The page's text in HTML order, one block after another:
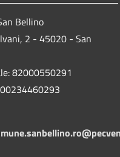
Bellino
2 - 45020 - San
82000550291